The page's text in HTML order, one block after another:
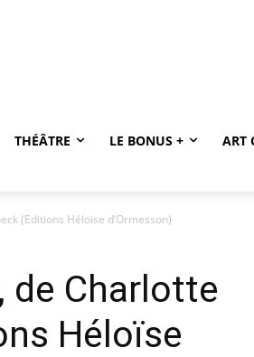
THÉÂTRE LE BONUS + ART
(Editions Héloïse d’Ormesson)
de Charlotte
Héloïse